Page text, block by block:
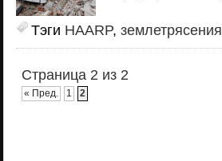
Тэги HAARP, землетрясения
Страница 2 из 2
« Пред. 1 2